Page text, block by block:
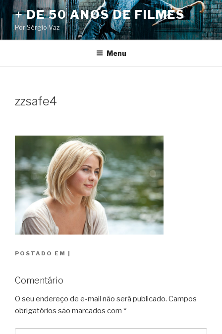
Pular
para
o
conteúdo
+ DE 50 ANOS DE FILMES
Por Sérgio Vaz
Menu
zzsafe4
POSTADO EM
Comentário
O seu endereço de e-mail não será publicado. Campos
obrigatórios são marcados com *